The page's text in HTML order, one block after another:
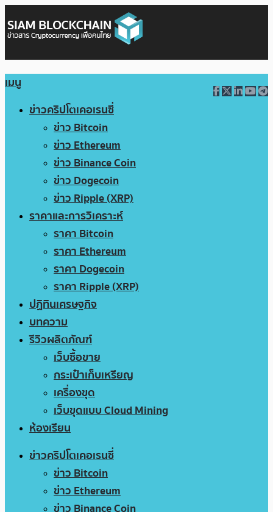
เมนู
ข่าวคริปโตเคอเรนซี่
ข่าว Bitcoin
ข่าว Ethereum
ข่าว Binance Coin
ข่าว Dogecoin
ข่าว Ripple (XRP)
ราคาและการวิเคราะห์
ราคา Bitcoin
ราคา Ethereum
ราคา Dogecoin
ราคา Ripple (XRP)
ปฏิทินเศรษฐกิจ
บทความ
รีวิวผลิตภัณฑ์
เว็บซื้อขาย
กระเป๋าเก็บเหรียญ
เครื่องขุด
เว็บขุดแบบ Cloud Mining
ห้องเรียน
ข่าวคริปโตเคอเรนซี่
ข่าว Bitcoin
ข่าว Ethereum